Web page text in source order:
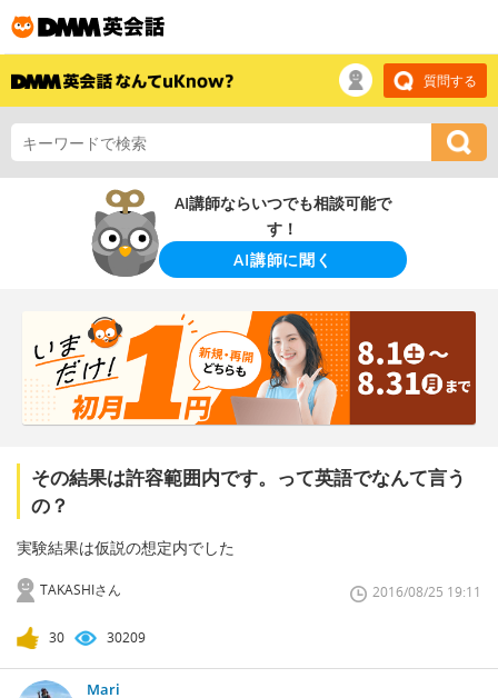
質問する
AI講師ならいつでも相談可能で
す！
AI講師に聞く
その結果は許容範囲内です。って英語でなんて言う
の？
実験結果は仮説の想定内でした
TAKASHIさん 2016/08/25 19:11
30 30209
Mari